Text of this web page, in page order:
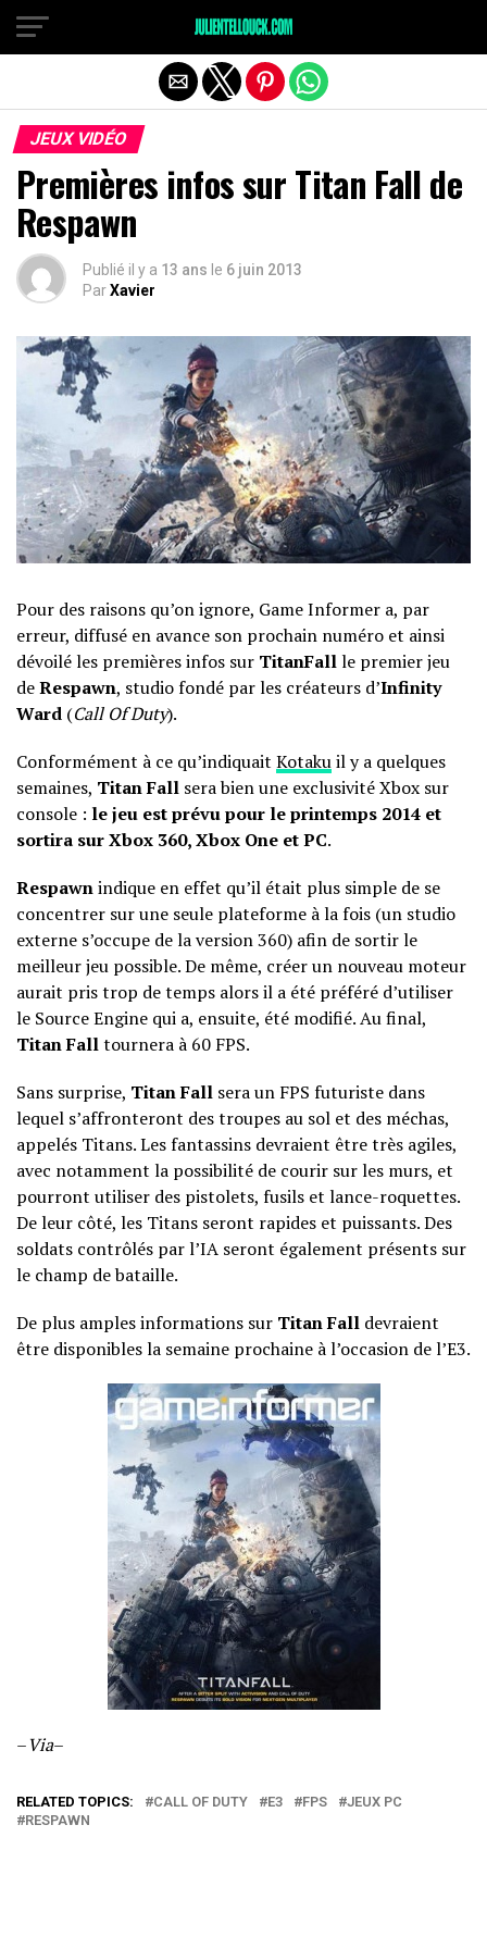
JEUX VIDÉO
Premières infos sur Titan Fall de
Respawn
Publié il y a 13 ans le 6 juin 2013
ParXavier
Pour des raisons qu’on ignore, Game Informer a, par
erreur, diffusé en avance son prochain numéro et ainsi
dévoilé les premières infos sur TitanFallle premier jeu
deRespawn, studio fondé par les créateurs d’Infinity
Ward (Call Of Duty).
Conformément à ce qu’indiquait Kotakuil y a quelques
semaines, Titan Fall sera bien une exclusivité Xbox sur
console : le jeu est prévu pour le printemps 2014 et
sortira sur Xbox 360, Xbox One et PC.
Respawnindique en effet qu’il était plus simple de se
concentrer sur une seule plateforme à la fois (un studio
externe s’occupe de la version 360) afin de sortir le
meilleur jeu possible. De même, créer un nouveau moteur
aurait pris trop de temps alors il a été préféré d’utiliser
le Source Engine qui a, ensuite, été modifié. Au final,
Titan Falltournera à 60 FPS.
Sans surprise, Titan Fall sera un FPS futuriste dans
lequel s’affronteront des troupes au sol et des méchas,
appelés Titans. Les fantassins devraient être très agiles,
avec notamment la possibilité de courir sur les murs, et
pourront utiliser des pistolets, fusils et lance-roquettes.
De leur côté, les Titans seront rapides et puissants. Des
soldats contrôlés par l’IA seront également présents sur
le champ de bataille.
De plus amples informations sur Titan Fall devraient
être disponibles la semaine prochaine à l’occasion de l’E3.
–Via–
RELATED TOPICS: CALL OF DUTY E3 FPS
JEUX PC
RESPAWN